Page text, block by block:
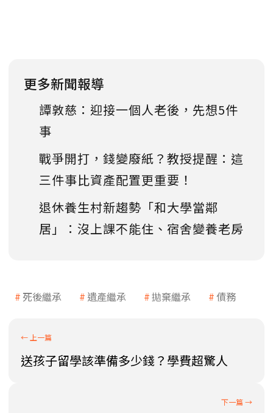
更多新聞報導
譚敦慈：迎接一個人老後，先想5件
事
戰爭開打，錢變廢紙？教授提醒：這
三件事比資產配置更重要！
退休養生村新趨勢「和大學當鄰
居」：沒上課不能住、宿舍變養老房
死後繼承 遺產繼承 拋棄繼承 債務
送孩子留學該準備多少錢？學費超驚人